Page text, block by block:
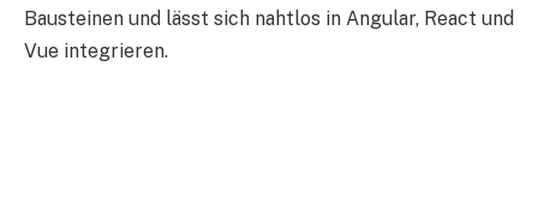
Bausteinen und lässt sich nahtlos in Angular, React und
Vue integrieren.